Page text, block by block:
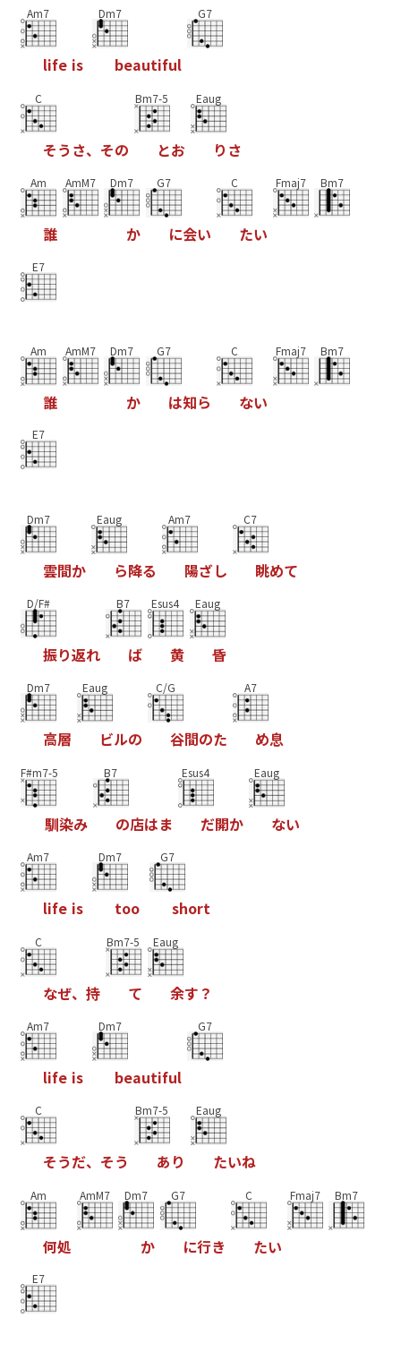
Am7
life is
Dm7
beautiful
G7
C
そう さ、 その
Bm7-5
とお
Eaug
り さ
Am
誰
AmM7 Dm7
か
G7
に会い
C
たい
Fmaj7 Bm7
E7
Am
誰
AmM7 Dm7
か
G7
は知ら
C
ない
Fmaj7 Bm7
E7
Dm7
雲間か
Eaug
ら降る
Am7
陽ざし
C7
眺めて
D/F#
振り返れ
B7
ば
Esus4
黄
Eaug
昏
Dm7
高層
Eaug
ビルの
C/G
谷間のた
A7
め息
F#m7-5
馴染み
B7
の店はま
Esus4
だ開か
Eaug
ない
Am7
life is
Dm7
too
G7
short
C
なぜ、 持
Bm7-5
て
Eaug
余す ？
Am7
life is
Dm7
beautiful
G7
C
そうだ、 そう
Bm7-5
あ り
Eaug
たいね
Am
何処
AmM7 Dm7
か
G7
に行き
C
たい
Fmaj7 Bm7
E7